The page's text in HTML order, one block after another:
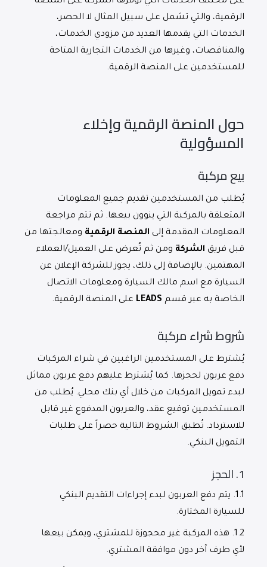
الرقمية، والتي تشمل على سبيل المثال لا الحصر،
الخدمات التي يقدمها العديد من مزودي الخدمات،
والمناقصات، وغيرها من الخدمات التجارية المتاحة
للمستخدمين على المنصة الرقمية.
حول المنصة الرقمية وإخلاء
المسؤولية
بيع مركبة
يُطلب من المستخدمين تقديم جميع المعلومات
المتعلقة بالمركبة التي ينوون بيعها. ثم تتم مراجعة
المعلومات المقدمة إلى المنصة الرقمية ومعالجتها من
قبل فريق الشركة ومن ثم تُعرض على العميل/العملاء
المهتمين. بالإضافة إلى ذلك، يجوز للشركة الإعلان عن
السيارة مع اسم مالك السيارة ومعلومات الاتصال
الخاصة به عبر قسم LEADS على المنصة الرقمية.
شروط شراء مركبة
يُشترط على المستخدمين الراغبين في شراء المركبات
دفع عربون لحجزها. كما يُشترط عليهم دفع عربون مماثل
لبدء تمويل المركبات من خلال أي بنك محلي. يُطلب من
المستخدمين توقيع عقد، والعربون المدفوع غير قابل
للاسترداد. تُطبق الشروط التالية حصراً على طلبات
التمويل البنكي.
1. الحجز
1.1.
يتم دفع العربون لبدء إجراءات التقديم البنكي
للسيارة المختارة.
1.2.
هذه المركبة غير محجوزة للمشتري، ويمكن بيعها
لأي طرف آخر دون موافقة المشتري.